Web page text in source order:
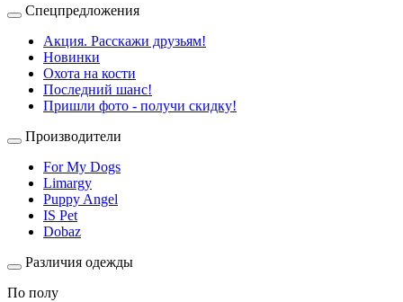
Спецпредложения
Акция. Расскажи друзьям!
Новинки
Охота на кости
Последний шанс!
Пришли фото - получи скидку!
Производители
For My Dogs
Limargy
Puppy Angel
IS Pet
Dobaz
Различия одежды
По полу